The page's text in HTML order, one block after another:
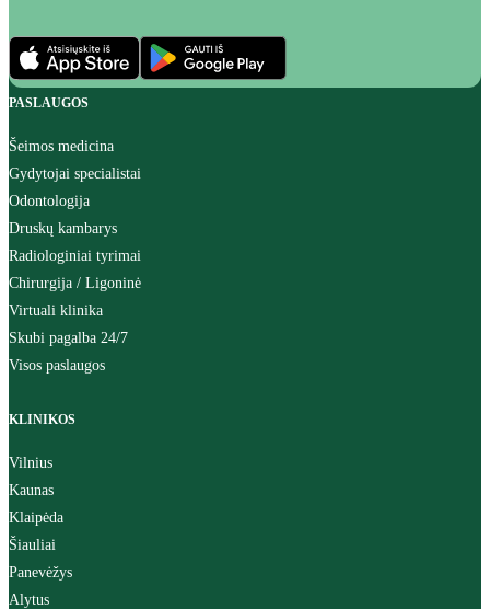
PASLAUGOS
Šeimos medicina
Gydytojai specialistai
Odontologija
Druskų kambarys
Radiologiniai tyrimai
Chirurgija / Ligoninė
Virtuali klinika
Skubi pagalba 24/7
Visos paslaugos
KLINIKOS
Vilnius
Kaunas
Klaipėda
Šiauliai
Panevėžys
Alytus